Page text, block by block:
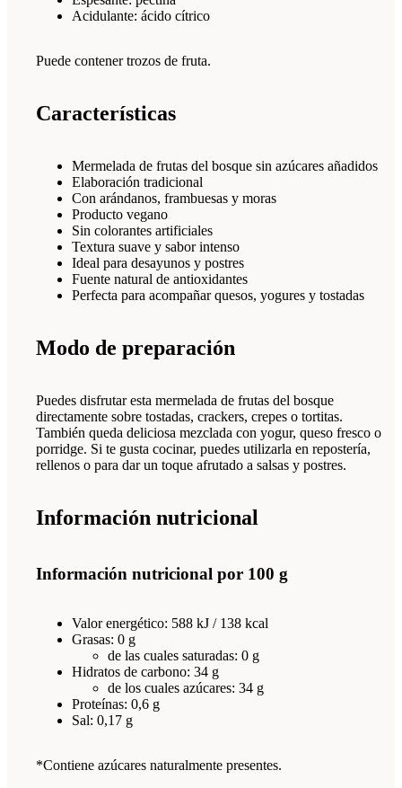
Acidulante: ácido cítrico
Puede contener trozos de fruta.
Características
Mermelada de frutas del bosque sin azúcares añadidos
Elaboración tradicional
Con arándanos, frambuesas y moras
Producto vegano
Sin colorantes artificiales
Textura suave y sabor intenso
Ideal para desayunos y postres
Fuente natural de antioxidantes
Perfecta para acompañar quesos, yogures y tostadas
Modo de preparación
Puedes disfrutar esta mermelada de frutas del bosque
directamente sobre tostadas, crackers, crepes o tortitas.
También queda deliciosa mezclada con yogur, queso fresco o
porridge. Si te gusta cocinar, puedes utilizarla en repostería,
rellenos o para dar un toque afrutado a salsas y postres.
Información nutricional
Información nutricional por 100 g
Valor energético: 588 kJ / 138 kcal
Grasas: 0 g
de las cuales saturadas: 0 g
Hidratos de carbono: 34 g
de los cuales azúcares: 34 g
Proteínas: 0,6 g
Sal: 0,17 g
*Contiene azúcares naturalmente presentes.